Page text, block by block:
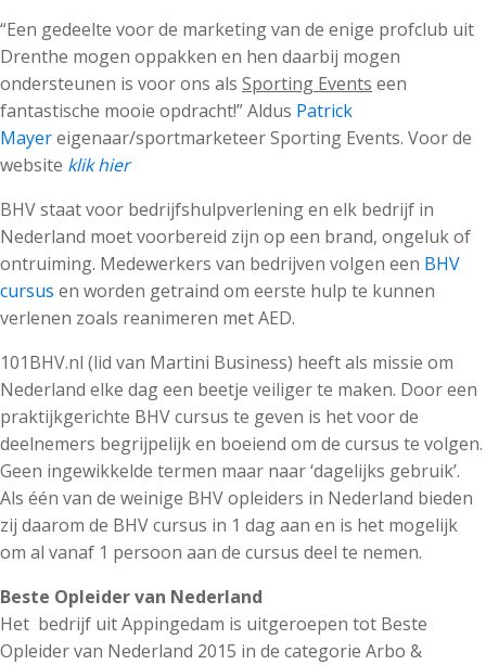
“Een gedeelte voor de marketing van de enige profclub uit
Drenthe mogen oppakken en hen daarbij mogen
ondersteunen is voor ons als Sporting Events een
fantastische mooie opdracht!” Aldus Patrick
Mayereigenaar/sportmarketeer Sporting Events. Voor de
website klik hier
BHV staat voor bedrijfshulpverlening en elk bedrijf in
Nederland moet voorbereid zijn op een brand, ongeluk of
ontruiming. Medewerkers van bedrijven volgen een BHV
cursus en worden getraind om eerste hulp te kunnen
verlenen zoals reanimeren met AED.
101BHV.nl (lid van Martini Business) heeft als missie om
Nederland elke dag een beetje veiliger te maken. Door een
praktijkgerichte BHV cursus te geven is het voor de
deelnemers begrijpelijk en boeiend om de cursus te volgen.
Geen ingewikkelde termen maar naar ‘dagelijks gebruik’.
Als één van de weinige BHV opleiders in Nederland bieden
zij daarom de BHV cursus in 1 dag aan en is het mogelijk
om al vanaf 1 persoon aan de cursus deel te nemen.
Beste Opleider van Nederland
Het bedrijf uit Appingedam is uitgeroepen tot Beste
Opleider van Nederland 2015 in de categorie Arbo &